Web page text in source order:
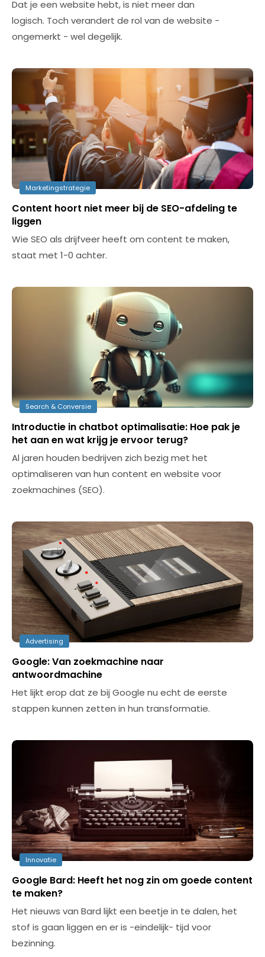
Dat je een website hebt, is niet meer dan
logisch. Toch verandert de rol van de website -
ongemerkt - wel degelijk.
Marketingstrategie
Content hoort niet meer bij de SEO-afdeling te
liggen
Wie SEO als drijfveer heeft om content te maken,
staat met 1-0 achter.
Search & Conversie
Introductie in chatbot optimalisatie: Hoe pak je
het aan en wat krijg je ervoor terug?
Al jaren houden bedrijven zich bezig met het
optimaliseren van hun content en website voor
zoekmachines (SEO).
Advertising
Google: Van zoekmachine naar
antwoordmachine
Het lijkt erop dat ze bij Google nu echt de eerste
stappen kunnen zetten in hun transformatie.
Innovatie
Google Bard: Heeft het nog zin om goede content
te maken?
Het nieuws van Bard lijkt een beetje in te dalen, het
stof is gaan liggen en er is -eindelijk- tijd voor
bezinning.